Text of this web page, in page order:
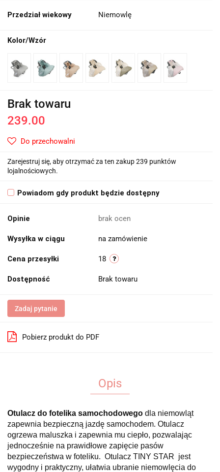
Przedział wiekowy Niemowlę
Kolor/Wzór
Brak towaru
239.00
Do przechowalni
Zarejestruj się, aby otrzymać za ten zakup 239 punktów
lojalnościowych.
Powiadom gdy produkt będzie dostępny
Opinie brak ocen
Wysyłka w ciągu na zamówienie
Cena przesyłki 18
Dostępność Brak towaru
Zadaj pytanie
Pobierz produkt do PDF
Opis
Otulacz do fotelika samochodowego dla niemowląt
zapewnia bezpieczną jazdę samochodem. Otulacz
ogrzewa maluszka i zapewnia mu ciepło, pozwalając
jednocześnie na prawidłowe zapięcie pasów
bezpieczeństwa w foteliku. Otulacz TINY STAR jest
wygodny i praktyczny, ułatwia ubranie niemowlęcia do